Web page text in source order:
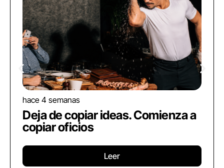
hace 4 semanas
Deja de copiar ideas. Comienza a
copiar oficios
Leer